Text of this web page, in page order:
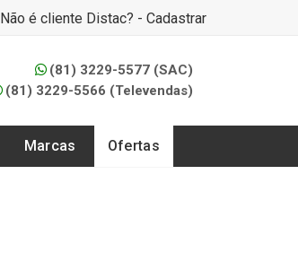
Não é cliente Distac? - Cadastrar
(81) 3229-5577 (SAC)
(81) 3229-5566 (Televendas)
Marcas Ofertas